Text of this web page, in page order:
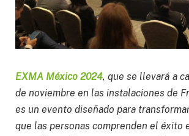
EXMA México 2024, que se llevará a
de noviembre en las instalaciones de
es un evento diseñado para
que las personas comprenden el éxito